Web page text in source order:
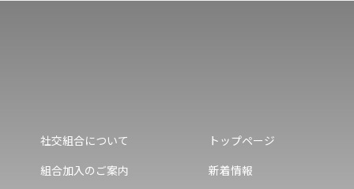
社交組合について
組合加入のご案内
トップページ
新着情報